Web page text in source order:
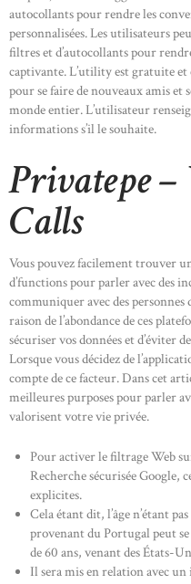
autocollants pour rendre les
personnalisées. Les utilisateurs
filtres et d’autocollants pour
captivante. L’utility est gratuite
pour se faire de nouveaux amis et
monde entier. L’utilisateur
informations s’il le souhaite.
Privatepe –
Calls
Vous pouvez facilement trouver
d’functions pour parler avec des
communiquer avec des
raison de l’abondance de ces
sécuriser vos données et d’éviter
Lorsque vous décidez de
compte de ce facteur. Dans cet
meilleures purposes pour parler
valorisent votre vie privée.
Pour activer le filtrage Web
Recherche sécurisée Google,
explicites.
Cela étant dit, l’âge n’étant
provenant du Portugal peut
de 60 ans, venant des États-
Il sera mis en relation avec